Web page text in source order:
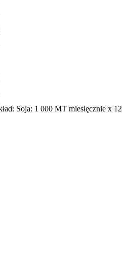
Soja: 1 000 MT miesięcznie x 12